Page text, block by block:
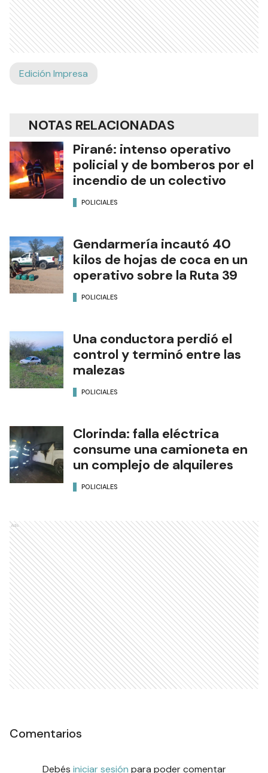
Edición Impresa
NOTAS RELACIONADAS
Pirané: intenso operativo
policial y de bomberos por el
incendio de un colectivo
POLICIALES
Gendarmería incautó 40
kilos de hojas de coca en un
operativo sobre la Ruta 39
POLICIALES
Una conductora perdió el
control y terminó entre las
malezas
POLICIALES
Clorinda: falla eléctrica
consume una camioneta en
un complejo de alquileres
POLICIALES
Ads
Comentarios
Debés iniciar sesión para poder comentar